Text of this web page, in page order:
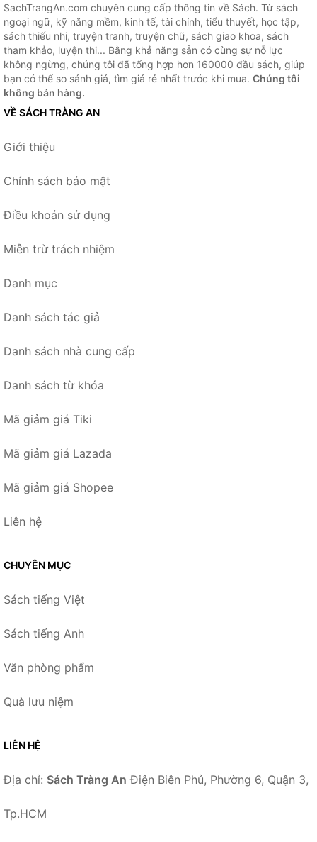
SachTrangAn.com chuyên cung cấp thông tin về Sách. Từ sách
ngoại ngữ, kỹ năng mềm, kinh tế, tài chính, tiểu thuyết, học tập,
sách thiếu nhi, truyện tranh, truyện chữ, sách giao khoa, sách
tham khảo, luyện thi... Bằng khả năng sẵn có cùng sự nỗ lực
không ngừng, chúng tôi đã tổng hợp hơn 160000 đầu sách, giúp
bạn có thể so sánh giá, tìm giá rẻ nhất trước khi mua. Chúng tôi
không bán hàng.
VỀ SÁCH TRÀNG AN
Giới thiệu
Chính sách bảo mật
Điều khoản sử dụng
Miễn trừ trách nhiệm
Danh mục
Danh sách tác giả
Danh sách nhà cung cấp
Danh sách từ khóa
Mã giảm giá Tiki
Mã giảm giá Lazada
Mã giảm giá Shopee
Liên hệ
CHUYÊN MỤC
Sách tiếng Việt
Sách tiếng Anh
Văn phòng phẩm
Quà lưu niệm
LIÊN HỆ
Địa chỉ: Sách Tràng An Điện Biên Phủ, Phường 6, Quận 3,
Tp.HCM